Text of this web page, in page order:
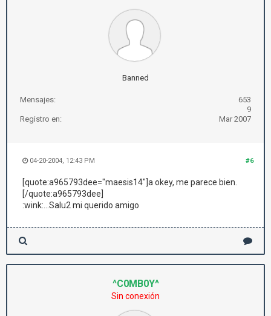
Banned
Mensajes:
653
9
Registro en:
Mar 2007
#6
04-20-2004, 12:43 PM
[quote:a965793dee="maesis14"]a okey, me parece bien.
[/quote:a965793dee]
:wink:...Salu2 mi querido amigo
^C0MB0Y^
Sin conexión